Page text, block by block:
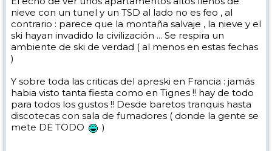
nieve con un tunel y un TSD al lado no es feo , al
contrario : parece que la montaña salvaje , la nieve y el
ski hayan invadido la civilización ... Se respira un
ambiente de ski de verdad ( al menos en estas fechas
)
Y sobre toda las criticas del apreski en Francia : jamás
habia visto tanta fiesta como en Tignes !! hay de todo
para todos los gustos !! Desde baretos tranquis hasta
discotecas con sala de fumadores ( donde la gente se
mete DE TODO
)